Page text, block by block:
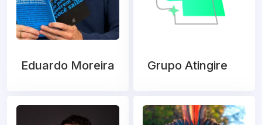
Eduardo Moreira Grupo Atingire